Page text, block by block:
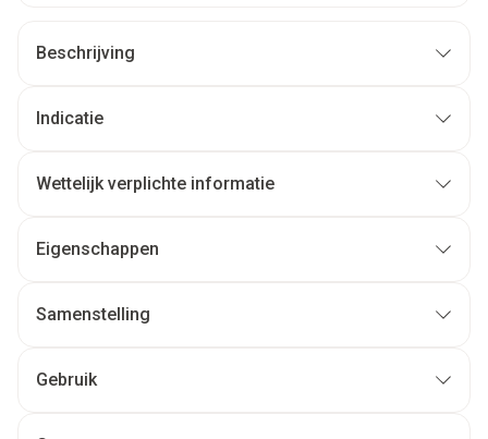
Beschrijving
Indicatie
Wettelijk verplichte informatie
Eigenschappen
Samenstelling
Gebruik